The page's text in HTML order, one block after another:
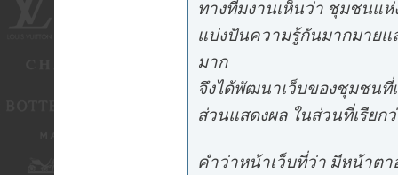
ทางทีมงานเห็นว่า ชุมชนแ
แบ่งปันความรู้กันมากมายแ
มาก
จึงได้พัฒนาเว็บของชุมชนที่
ส่วนแสดงผล ในส่วนที่เรียก
คำว่าหน้าเว็บที่ว่า มีหน้าตา